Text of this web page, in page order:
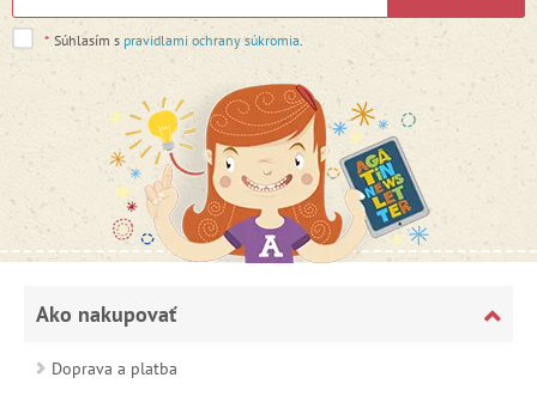
* Súhlasím s pravidlami ochrany súkromia
Ako nakupovať
Doprava a platba